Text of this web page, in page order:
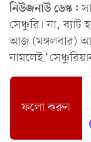
নিউজনাউ ডেস্ক:
সেঞ্চুরি। না,
আজ (মঙ্গলবার)
নামলেই
ফলো করুন